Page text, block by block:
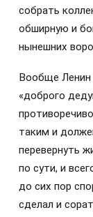
собрать
обширную и
нынешних
Вообще Ленин
«доброго
таким и
перевернуть
по сути, и
до сих пор
сделал и